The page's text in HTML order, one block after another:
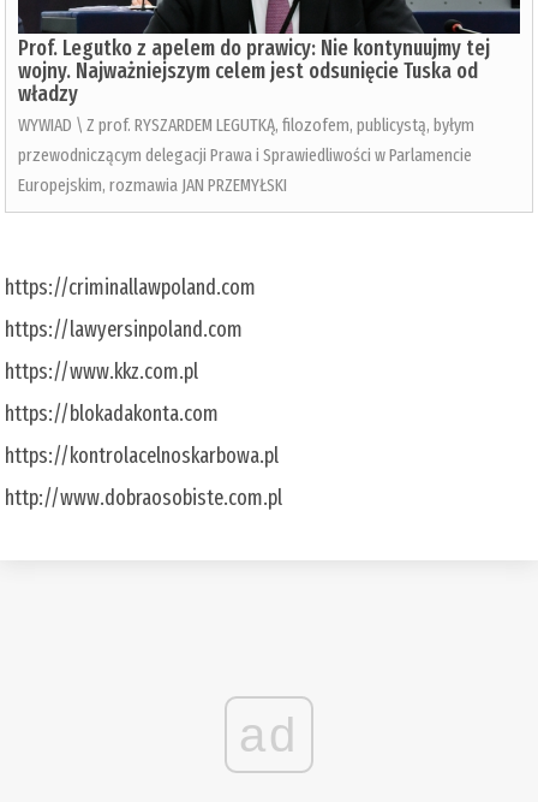
Prof. Legutko z apelem do prawicy: Nie kontynuujmy tej
wojny. Najważniejszym celem jest odsunięcie Tuska od
władzy
WYWIAD \ Z prof. RYSZARDEM LEGUTKĄ, filozofem, publicystą, byłym
przewodniczącym delegacji Prawa i Sprawiedliwości w Parlamencie
Europejskim, rozmawia JAN PRZEMYŁSKI
https://criminallawpoland.com
https://lawyersinpoland.com
https://www.kkz.com.pl
https://blokadakonta.com
https://kontrolacelnoskarbowa.pl
http://www.dobraosobiste.com.pl
ad